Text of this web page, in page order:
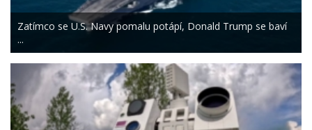
Zatímco se U.S. Navy pomalu potápí, Donald Trump se baví
...